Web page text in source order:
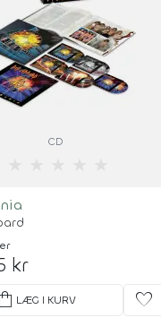
CD
kr
shopping_bag LÆG I KURV favorite